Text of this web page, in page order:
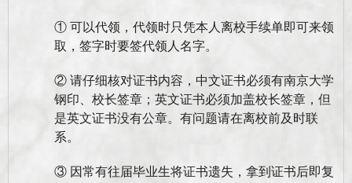
① 可以代领，代领时只凭本人离校手续单即可来领
取，签字时要签代领人名字。
② 请仔细核对证书内容， 中文证书必须有南京大学
钢印、校长签章；英文证书必须加盖校长签章，但
是英文证书没有公章。 有问题请在离校前及时联
系。
③ 因常有往届毕业生将证书遗失，拿到证书后即复